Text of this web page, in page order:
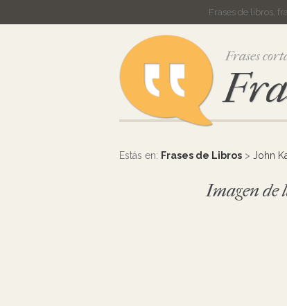
Frases de libros,
Frases
Estás en: Frases de Libros > John
Imagen de